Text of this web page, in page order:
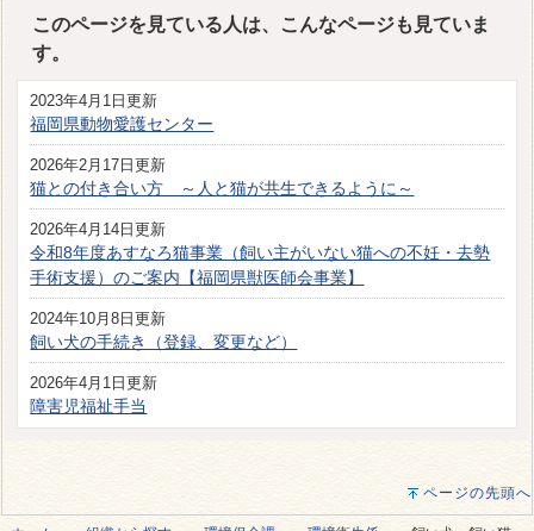
このページを見ている人は、こんなページも見ていま
す。
2023年4月1日更新
福岡県動物愛護センター
2026年2月17日更新
猫との付き合い方 ～人と猫が共生できるように～
2026年4月14日更新
令和8年度あすなろ猫事業（飼い主がいない猫への不妊・去勢
手術支援）のご案内【福岡県獣医師会事業】
2024年10月8日更新
飼い犬の手続き（登録、変更など）
2026年4月1日更新
障害児福祉手当
ページの先頭へ